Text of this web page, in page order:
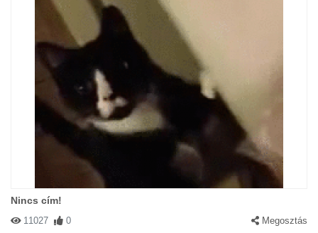
Nincs cím!
11027 0 Megosztás